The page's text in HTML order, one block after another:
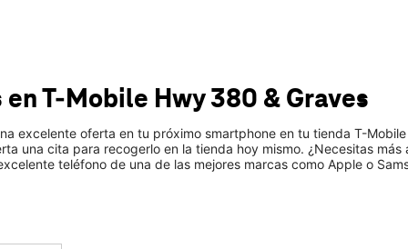
en T-Mobile Hwy 380 & Graves
excelente oferta en tu próximo smartphone en tu tienda T-
una cita para recogerlo en la tienda hoy mismo. ¿Necesitas
teléfono de una de las mejores marcas como Apple o